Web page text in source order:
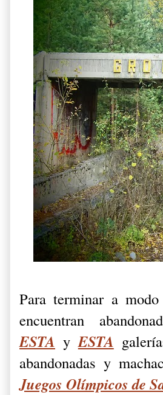
Para terminar a
encuentran
ESTA yESTA
abandonadas y
Juegos Olímpicos de